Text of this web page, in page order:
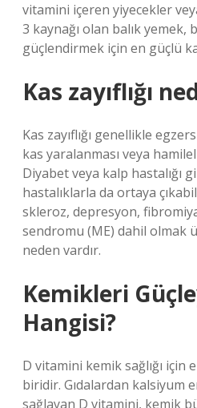
vitamini içeren yiyecekler
3 kaynağı olan balık yemek,
güçlendirmek için en güçlü
Kas zayıflığı
Kas zayıflığı genellikle
kas yaralanması veya
Diyabet veya kalp hastalığı
hastalıklarla da ortaya
skleroz, depresyon,
sendromu (ME) dahil olmak
neden vardır.
Kemikleri
Hangisi?
D vitamini kemik sağlığı
biridir. Gıdalardan kalsiyum
sağlayan D vitamini, kemik